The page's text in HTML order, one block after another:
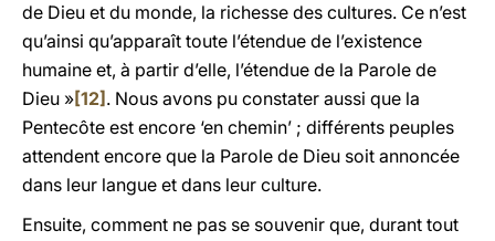
de Dieu et du monde, la richesse des cultures. Ce n’est
qu’ainsi qu’apparaît toute l’étendue de l’existence
humaine et, à partir d’elle, l’étendue de la Parole de
Dieu »[12] . Nous avons pu constater aussi que la
Pentecôte est encore ‘en chemin’ ; différents peuples
attendent encore que la Parole de Dieu soit annoncée
dans leur langue et dans leur culture.
Ensuite, comment ne pas se souvenir que, durant tout